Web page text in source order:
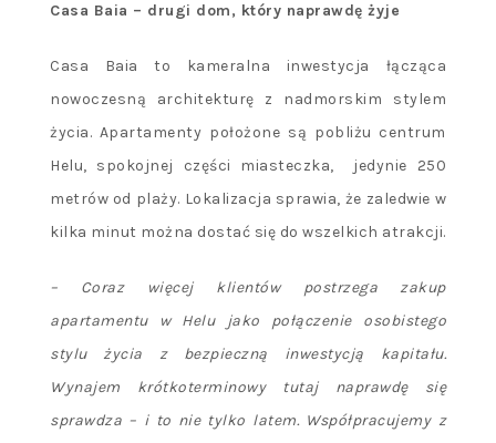
Casa Baia – drugi dom, który naprawdę żyje
Casa Baia to kameralna inwestycja łącząca
nowoczesną architekturę z nadmorskim stylem
życia. Apartamenty położone są pobliżu centrum
Helu, spokojnej części miasteczka, jedynie 250
metrów od plaży. Lokalizacja sprawia, że zaledwie w
kilka minut można dostać się do wszelkich atrakcji.
– Coraz więcej klientów postrzega zakup
apartamentu w Helu jako połączenie osobistego
stylu życia z bezpieczną inwestycją kapitału.
Wynajem krótkoterminowy tutaj naprawdę się
sprawdza – i to nie tylko latem. Współpracujemy z